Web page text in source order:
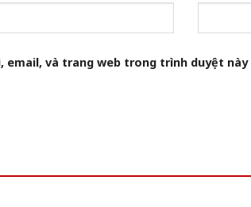
email, và trang web trong trình duyệt